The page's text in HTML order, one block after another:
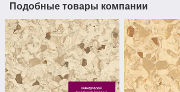
Подобные товары компании